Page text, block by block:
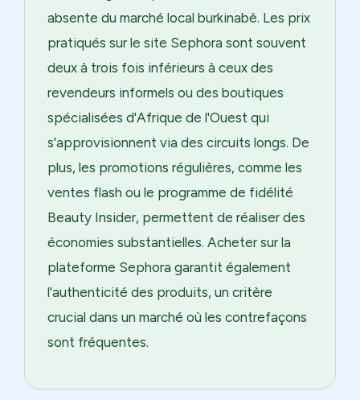
absente du marché local burkinabè. Les prix
pratiqués sur le site Sephora sont souvent
deux à trois fois inférieurs à ceux des
revendeurs informels ou des boutiques
spécialisées d'Afrique de l'Ouest qui
s'approvisionnent via des circuits longs. De
plus, les promotions régulières, comme les
ventes flash ou le programme de fidélité
Beauty Insider, permettent de réaliser des
économies substantielles. Acheter sur la
plateforme Sephora garantit également
l'authenticité des produits, un critère
crucial dans un marché où les contrefaçons
sont fréquentes.